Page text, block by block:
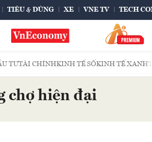
TIÊU & DÙNG XE VNE TV TECH
TƯTÀI CHÍNHKINH TẾ SỐKINH TẾ XANH
chợ hiện đại